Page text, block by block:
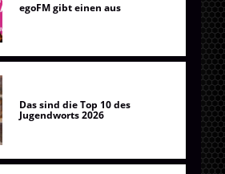
egoFM gibt einen aus
Das sind die Top 10 des
Jugendworts 2026